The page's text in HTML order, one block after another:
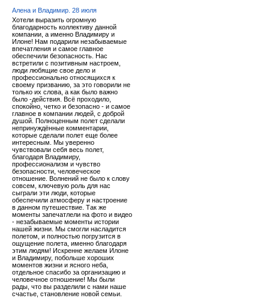
Алена и Владимир. 28 июля
Хотели выразить огромную
благодарность коллективу данной
компании, а именно Владимиру и
Илоне! Нам подарили незабываемые
впечатления и самое главное
обеспечили безопасность. Нас
встретили с позитивным настроем,
люди любящие свое дело и
профессионально относящихся к
своему призванию, за это говорили не
только их слова, а как было важно
было -действия. Всё проходило,
спокойно, четко и безопасно - и самое
главное в компании людей, с доброй
душой. Полноценным полет сделали
непринуждённые комментарии,
которые сделали полет еще более
интересным. Мы уверенно
чувствовали себя весь полет,
благодаря Владимиру,
профессионализм и чувство
безопасности, человеческое
отношение. Волнений не было к слову
совсем, ключевую роль для нас
сыграли эти люди, которые
обеспечили атмосферу и настроение
в данном путешествие. Так же
моменты запечатлели на фото и видео
- незабываемые моменты истории
нашей жизни. Мы смогли насладится
полетом, и полностью погрузится в
ощущение полета, именно благодаря
этим людям! Искренне желаем Илоне
и Владимиру, побольше хороших
моментов жизни и ясного неба,
отдельное спасибо за организацию и
человечное отношение! Мы были
рады, что вы разделили с нами наше
счастье, становление новой семьи.